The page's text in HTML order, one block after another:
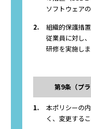
ソフトウェア
2.
組織的保護措置
従業員に対し
研修を実施しま
第9条（プ
1.
本ポリシーの
く、変更する